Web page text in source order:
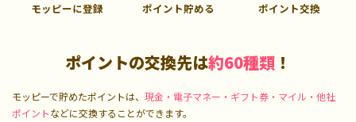
モッピーに登録 ポイント貯める ポイント交換
ポイントの交換先は約60種類 ！
モッピーで貯めたポイントは、 現金・電子マネー・ギフト券・マイル・他社
ポイントなどに交換することができます。